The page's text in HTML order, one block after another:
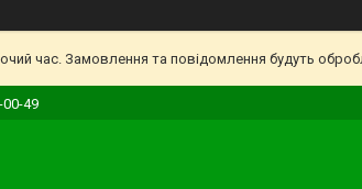
час. Замовлення та повідомлення будуть
00-49